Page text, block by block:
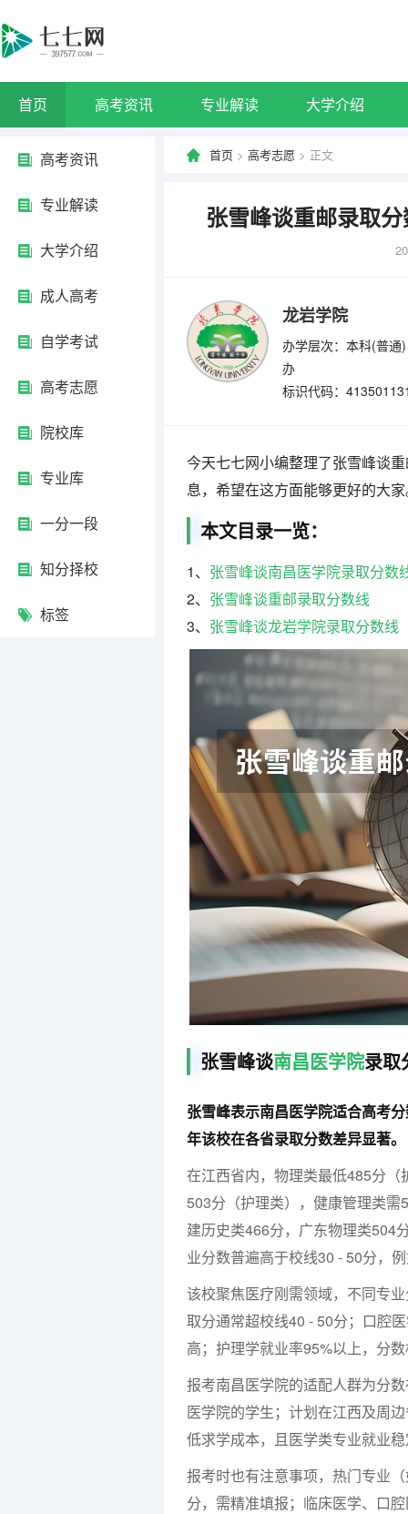
首页 高考资讯 专业解读 大学介绍
高考资讯
专业解读
大学介绍
成人高考
自学考试
高考志愿
院校库
专业库
一分一段
知分择校
标签
首页 > 高考志愿 > 正文
张雪峰谈重邮录取
龙岩学院
办学层次：本科(普通)
办
标识代码：
今天七七网小编整理了张雪峰谈
息，希望在这方面能够更好的大
本文目录一览：
1、 张雪峰谈南昌医学院录取分数
2、 张雪峰谈重邮录取分数线
3、 张雪峰谈龙岩学院录取分数线
张雪峰谈南昌医学院录取
张雪峰表示南昌医学院适合高考
年该校在各省录取分数差异显著。
在江西省内，物理类最低485分
503分（护理类），健康管理类需
建历史类466分，广东物理类504
业分数普遍高于校线30 - 50分，
该校聚焦医疗刚需领域，不同专
取分通常超校线40 - 50分；口腔
高；护理学就业率95%以上，分
报考南昌医学院的适配人群为分
医学院的学生；计划在江西及周
低求学成本，且医学类专业就业
报考时也有注意事项，热门专业
分，需精准填报；临床医学、口